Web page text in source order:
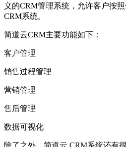
义的CRM管理系统，允许客户按
CRM系统。
简道云CRM主要功能如下：
客户管理
销售过程管理
营销管理
售后管理
数据可视化
除了之外，简道云 CRM系统还有